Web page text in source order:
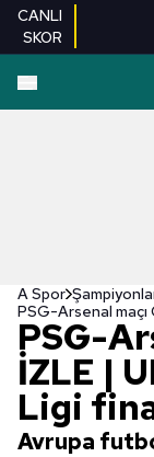
CANLI
SKOR
A Spor
PSG-Arsenal maçı
PSG-
İZLE |
Ligi
Avrupa